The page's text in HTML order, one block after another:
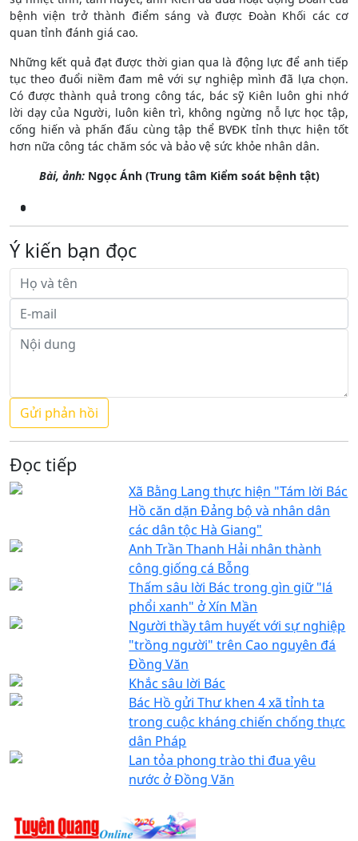
bệnh viện trở thành điểm sáng và được Đoàn Khối các cơ
quan tỉnh đánh giá cao.
Những kết quả đạt được thời gian qua là động lực để anh tiếp
tục theo đuổi niềm đam mê với sự nghiệp mình đã lựa chọn.
Có được thành quả trong công tác, bác sỹ Kiên luôn ghi nhớ
lời dạy của Người, luôn kiên trì, không ngừng nỗ lực học tập,
cống hiến và phấn đấu cùng tập thể BVĐK tỉnh thực hiện tốt
hơn nữa công tác chăm sóc và bảo vệ sức khỏe nhân dân.
Bài, ảnh: Ngọc Ánh (Trung tâm Kiểm soát bệnh tật)
Ý kiến bạn đọc
Đọc tiếp
Xã Bằng Lang thực hiện "Tám lời Bác
Hồ căn dặn Đảng bộ và nhân dân
các dân tộc Hà Giang"
Anh Trần Thanh Hải nhân thành
công giống cá Bỗng
Thấm sâu lời Bác trong gìn giữ "lá
phổi xanh" ở Xín Mần
Người thầy tâm huyết với sự nghiệp
"trồng người" trên Cao nguyên đá
Đồng Văn
Khắc sâu lời Bác
Bác Hồ gửi Thư khen 4 xã tỉnh ta
trong cuộc kháng chiến chống thực
dân Pháp
Lan tỏa phong trào thi đua yêu
nước ở Đồng Văn